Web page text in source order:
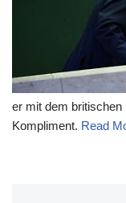
er mit dem britischen
Kompliment. Read